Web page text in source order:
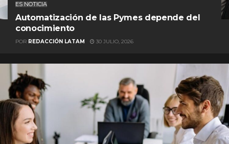
ES NOTICIA
Automatización de las Pymes depende del
conocimiento
POR REDACCIÓN LATAM 30 JULIO, 2026